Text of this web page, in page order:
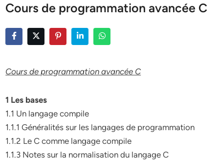
Cours de programmation avancée C
Cours de programmation avancée C
1 Les bases
1.1 Un langage compile
1.1.1 Généralités sur les langages de programmation
1.1.2 Le C comme langage compile
1.1.3 Notes sur la normalisation du langage C